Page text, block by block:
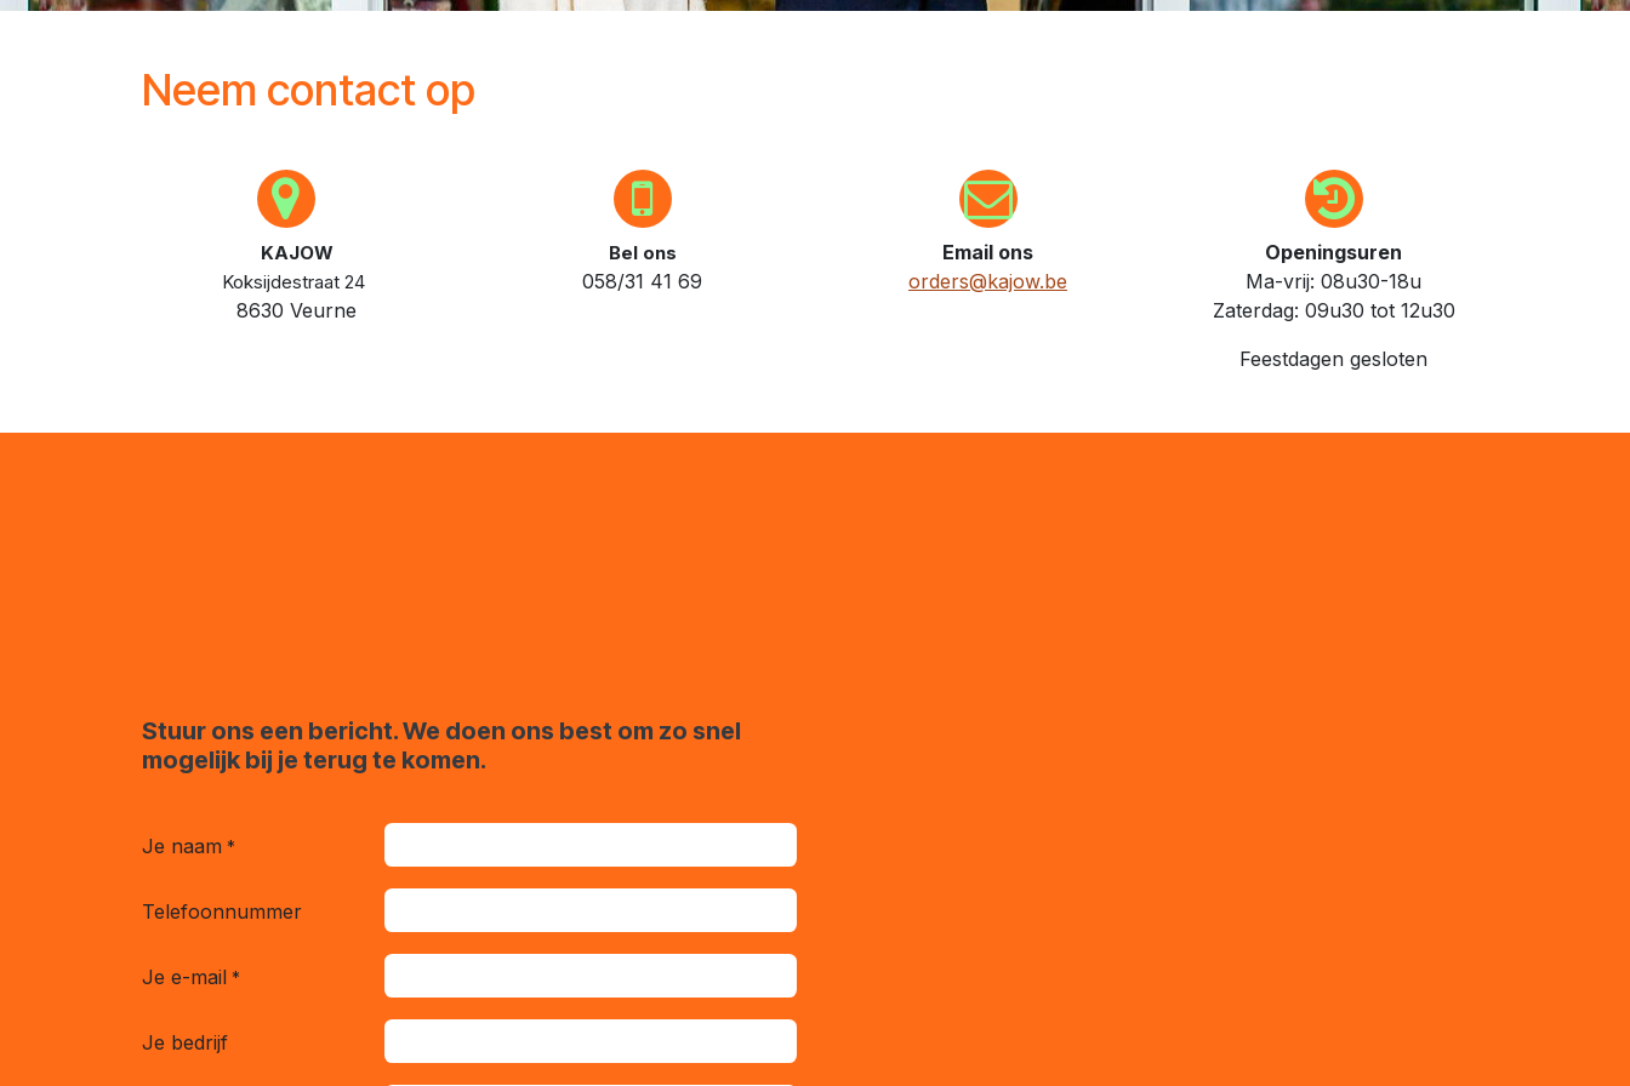
Neem contact op
KAJOW
Koksijdestraat 24
8630 Veurne
Bel ons
058/31 41 69
Email ons
orders@kajow.be
Openingsuren
Ma-vrij: 08u30-18u
Zaterdag: 09u30 tot 12u30
Feestdagen gesloten
Stuur ons een bericht. We doen ons best om zo snel
mogelijk bij je terug te komen.
Je naam *
Telefoonnummer
Je e-mail *
Je bedrijf